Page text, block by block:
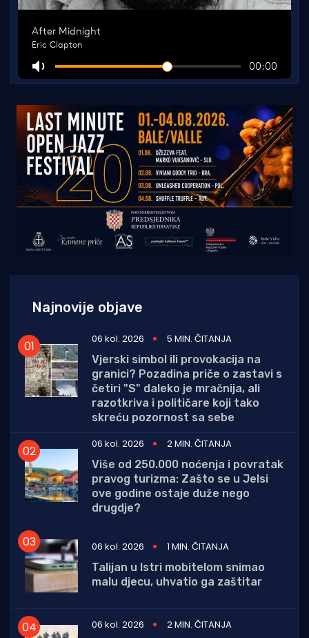
Najnovije objave
06 kol. 2026
5 MIN. ČITANJA
Vjerski simbol ili provokacija na
granici? Pozadina priče o zastavi s
četiri "S" daleko je mračnija, ali
razotkriva i političare koji tako
skreću pozornost sa sebe
06 kol. 2026
2 MIN. ČITANJA
Više od 250.000 noćenja i povratak
pravog turizma: Zašto se u Jelsi
ove godine ostaje duže nego
drugdje?
06 kol. 2026
1 MIN. ČITANJA
Talijan u Istri mobitelom snimao
malu djecu, uhvatio ga zaštitar
06 kol. 2026
2 MIN. ČITANJA